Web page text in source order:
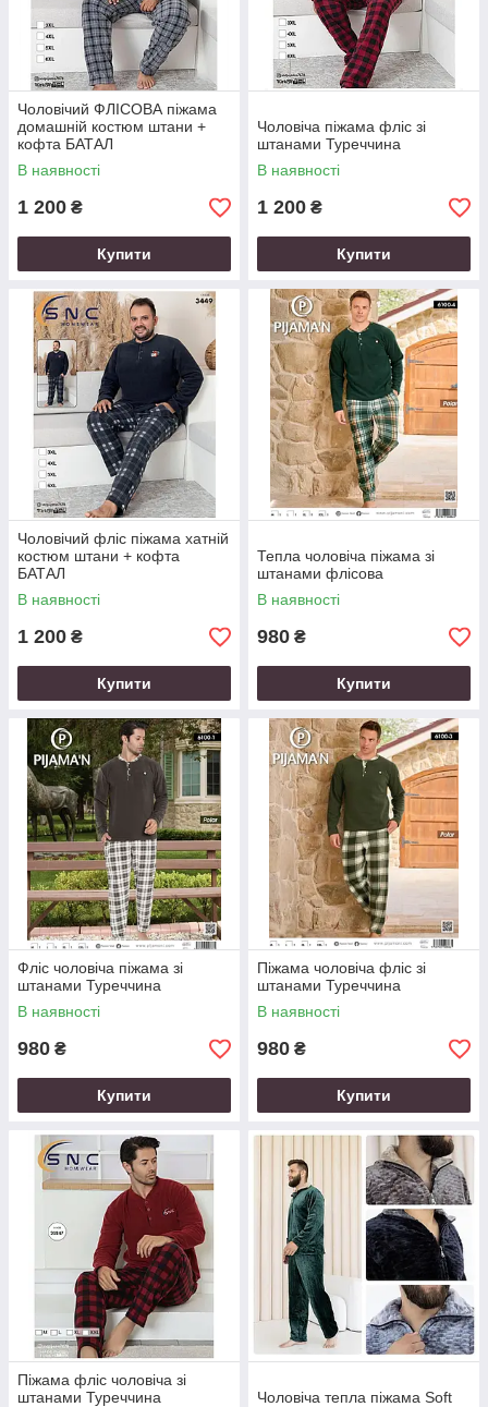
Чоловічий ФЛІСОВА піжама
домашній костюм штани +
кофта БАТАЛ
В наявності
1 200 ₴
Купити
Чоловіча піжама фліс зі
штанами Туреччина
В наявності
1 200 ₴
Купити
Чоловічий фліс піжама хатній
костюм штани + кофта
БАТАЛ
В наявності
1 200 ₴
Купити
Тепла чоловіча піжама зі
штанами флісова
В наявності
980 ₴
Купити
Фліс чоловіча піжама зі
штанами Туреччина
В наявності
980 ₴
Купити
Піжама чоловіча фліс зі
штанами Туреччина
В наявності
980 ₴
Купити
Піжама фліс чоловіча зі
штанами Туреччина
Чоловіча тепла піжама Soft